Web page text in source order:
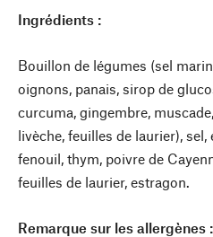
Ingrédients :
Bouillon de légumes (sel
oignons, panais, sirop de
curcuma, gingembre,
livèche, feuilles de laurier),
fenouil, thym, poivre de
feuilles de laurier, estragon.
Remarque sur les allergènes :